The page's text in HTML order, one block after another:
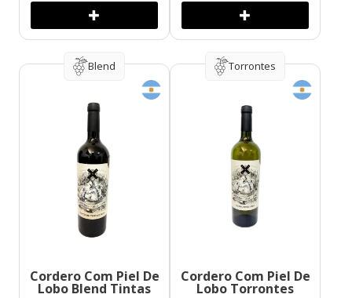
Blend
Cordero Com Piel De
Lobo Blend Tintas
Torrontes
Cordero Com Piel De
Lobo Torrontes